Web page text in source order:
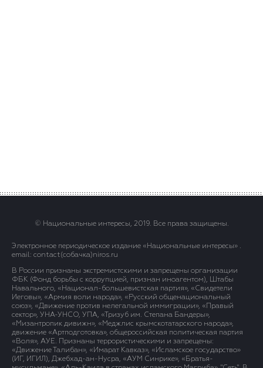
© Национальные интересы, 2019. Все права защищены.
Электронное периодическое издание «Национальные интересы» .
email: contact(сoбaчка)niros.ru
В России признаны экстремистскими и запрещены организации
ФБК (Фонд борьбы с коррупцией, признан иноагентом), Штабы
Навального, «Национал-большевистская партия», «Свидетели
Иеговы», «Армия воли народа», «Русский общенациональный
союз», «Движение против нелегальной иммиграции», «Правый
сектор», УНА-УНСО, УПА, «Тризуб им. Степана Бандеры»,
«Мизантропик дивижн», «Меджлис крымскотатарского народа»,
движение «Артподготовка», общероссийская политическая партия
«Воля», АУЕ. Признаны террористическими и запрещены:
«Движение Талибан», «Имарат Кавказ», «Исламское государство»
(ИГ, ИГИЛ), Джебхад-ан-Нусра, «АУМ Синрике», «Братья-